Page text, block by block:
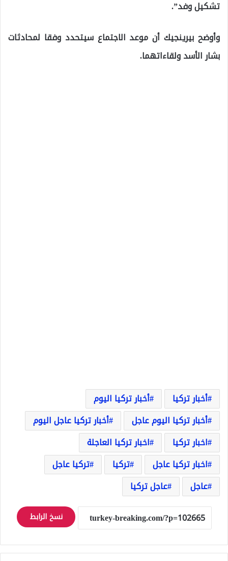
تشكيل وفد”.
وأوضح بيرينجيك أن موعد الاجتماع سيتحدد وفقا لمحادثات
بشار الأسد ولقاءاتهما.
أخبار تركيا
أخبار تركيا اليوم
أخبار تركيا اليوم عاجل
أخبار تركيا عاجل اليوم
اخبار تركيا
اخبار تركيا العاجلة
اخبار تركيا عاجل
تركيا
تركيا عاجل
عاجل
عاجل تركيا
نسخ الرابط